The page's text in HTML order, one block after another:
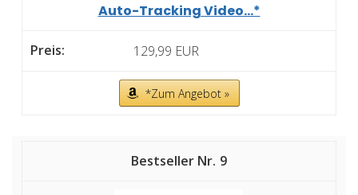
Auto-Tracking Video...*
129,99 EUR
*Zum Angebot »
9